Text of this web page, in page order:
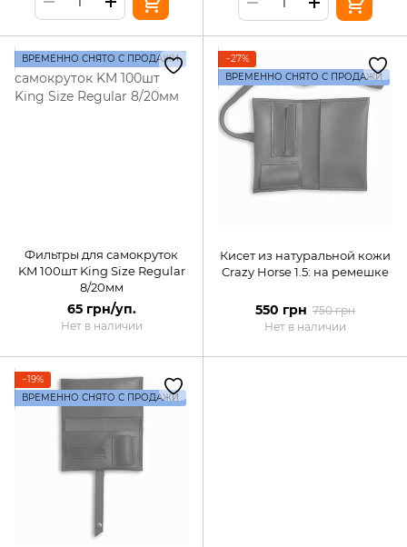
ВРЕМЕННО СНЯТО С ПРОДАЖИ
Фильтры для самокруток
KM 100шт King Size Regular
8/20мм
65 грн/уп.
Нет в наличии
−27%
ВРЕМЕННО СНЯТО С ПРОДАЖИ
Кисет из натуральной кожи
Crazy Horse 1.5: на ремешке
550 грн 750 грн
Нет в наличии
−19%
ВРЕМЕННО СНЯТО С ПРОДАЖИ